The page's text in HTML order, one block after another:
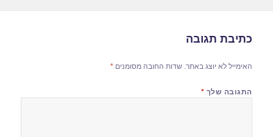
כתיבת תגובה
האימייל לא יוצג באתר. שדות החובה מסומנים*
התגובה שלך *